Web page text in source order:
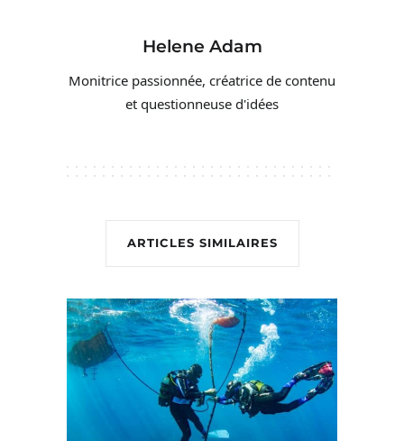
Helene Adam
Monitrice passionnée, créatrice de contenu
et questionneuse d'idées
ARTICLES SIMILAIRES